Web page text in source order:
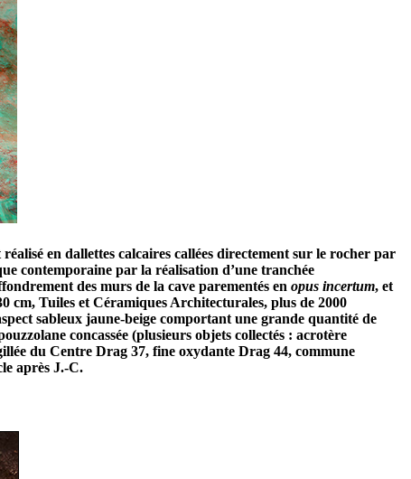
en dallettes calcaires callées directement sur le rocher par
contemporaine par la réalisation d’une tranchée
des murs de la cave parementés en opus incertum, et
cm, Tuiles et Céramiques Architecturales, plus de 2000
sableux jaune-beige comportant une grande quantité de
concassée (plusieurs objets collectés : acrotère
du Centre Drag 37, fine oxydante Drag 44, commune
après J.-C.